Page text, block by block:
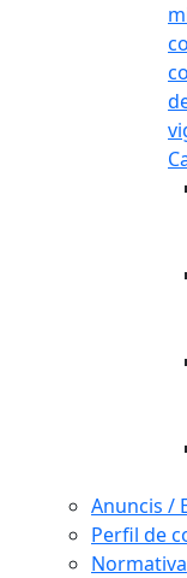
Anuncis /
Perfil de
Normativa